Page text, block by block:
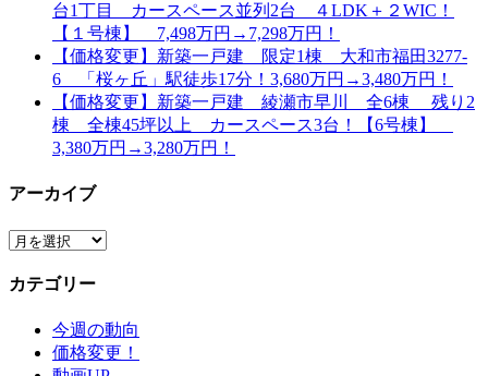
台1丁目 カースペース並列2台 ４LDK＋２WIC！
【１号棟】 7,498万円→7,298万円！
【価格変更】新築一戸建 限定1棟 大和市福田3277-
6 「桜ヶ丘」駅徒歩17分！3,680万円→3,480万円！
【価格変更】新築一戸建 綾瀬市早川 全6棟 残り2
棟 全棟45坪以上 カースペース3台！【6号棟】
3,380万円→3,280万円！
アーカイブ
ア
カ
カテゴリー
今週の動向
価格変更！